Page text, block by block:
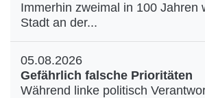
Immerhin zweimal in 100 Jahren
Stadt an der...
05.08.2026
Gefährlich falsche Prioritäten
Während linke politisch